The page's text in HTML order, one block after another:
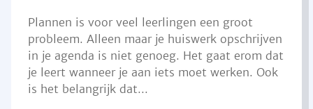
Plannen is voor veel leerlingen een groot
probleem. Alleen maar je huiswerk opschrijven
in je agenda is niet genoeg. Het gaat erom dat
je leert wanneer je aan iets moet werken. Ook
is het belangrijk dat...